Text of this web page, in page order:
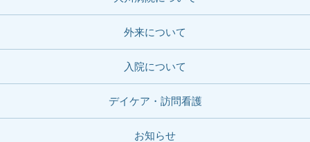
外来について
入院について
デイケア・訪問看護
お知らせ